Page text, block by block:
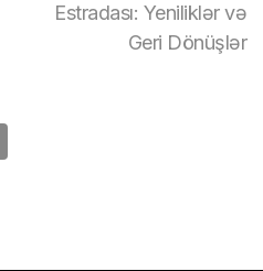
Estradası: Yeniliklər və
Geri Dönüşlər